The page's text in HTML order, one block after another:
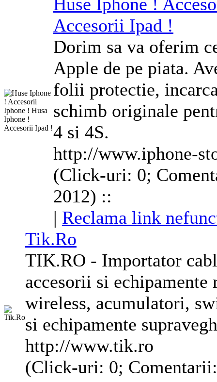
Accesorii Ipad !
Dorim sa va oferim
Apple de pe piata.
folii protectie,
schimb originale
4 si 4S.
http://www.iphone-
(Click-uri: 0;
2012) ::
| Reclama link
Tik.Ro
TIK.RO - Importator
accesorii si echipamente
wireless, acumulatori,
si echipamente
http://www.tik.ro
(Click-uri: 0;